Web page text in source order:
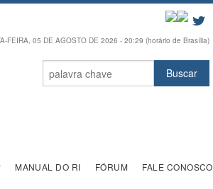
FEIRA, 05 DE AGOSTO DE 2026 - 20:29 (horário de Brasília)
MANUAL DO RI FÓRUM FALE CONOSCO